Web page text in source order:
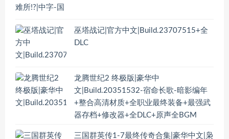
巫塔战记|官方中文|Build.23707515+全
DLC
龙腾世纪2 终极版|豪华中
文|Build.20351532-宿命长歌-暗影编年
+整合高清材质+全职业最终装备+最强武
器存档+修改器+全DLC+原声全BGM
三国群英传1-7最终传奇合集|豪华中文|枭